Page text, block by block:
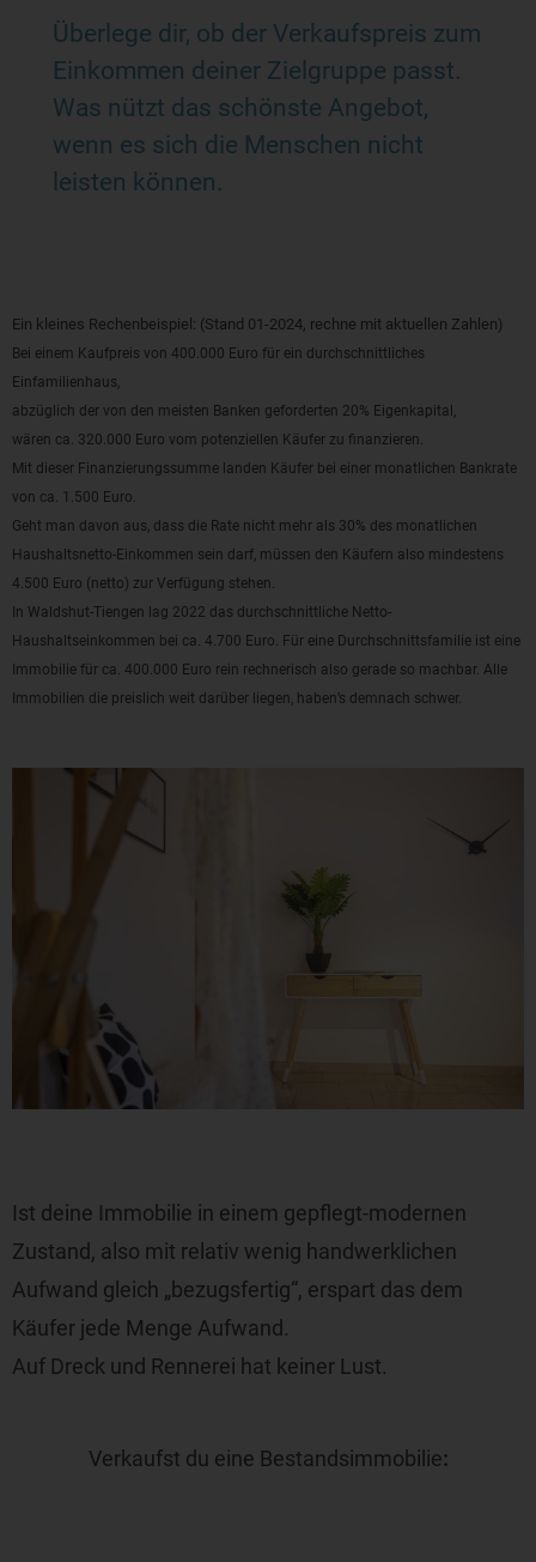
Überlege dir, ob der Verkaufspreis zum
Einkommen deiner Zielgruppe passt.
Was nützt das schönste Angebot,
wenn es sich die Menschen nicht
leisten können.
Ein kleines Rechenbeispiel: (Stand 01-2024, rechne mit aktuellen Zahlen)
Bei einem Kaufpreis von 400.000 Euro für ein durchschnittliches
Einfamilienhaus,
abzüglich der von den meisten Banken geforderten 20% Eigenkapital,
wären ca. 320.000 Euro vom potenziellen Käufer zu finanzieren.
Mit dieser Finanzierungssumme landen Käufer bei einer monatlichen Bankrate
von ca. 1.500 Euro.
Geht man davon aus, dass die Rate nicht mehr als 30% des monatlichen
Haushaltsnetto-Einkommen sein darf, müssen den Käufern also mindestens
4.500 Euro (netto) zur Verfügung stehen.
In Waldshut-Tiengen lag 2022 das durchschnittliche Netto-
Haushaltseinkommen bei ca. 4.700 Euro. Für eine Durchschnittsfamilie ist eine
Immobilie für ca. 400.000 Euro rein rechnerisch also gerade so machbar. Alle
Immobilien die preislich weit darüber liegen, haben’s demnach schwer.
Ist deine Immobilie in einem gepflegt-modernen
Zustand, also mit relativ wenig handwerklichen
Aufwand gleich „bezugsfertig“, erspart das dem
Käufer jede Menge Aufwand.
Auf Dreck und Rennerei hat keiner Lust.
Verkaufst du eine Bestandsimmobilie: